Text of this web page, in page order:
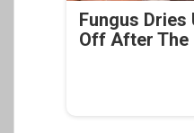
Fungus Dries
Off After The